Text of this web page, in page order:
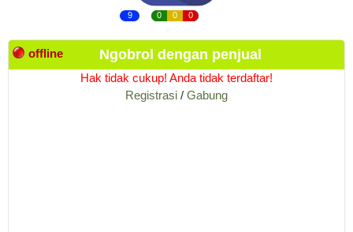
9 0 0 0
offline Ngobrol dengan penjual
Hak tidak cukup! Anda tidak terdaftar!
Registrasi / Gabung